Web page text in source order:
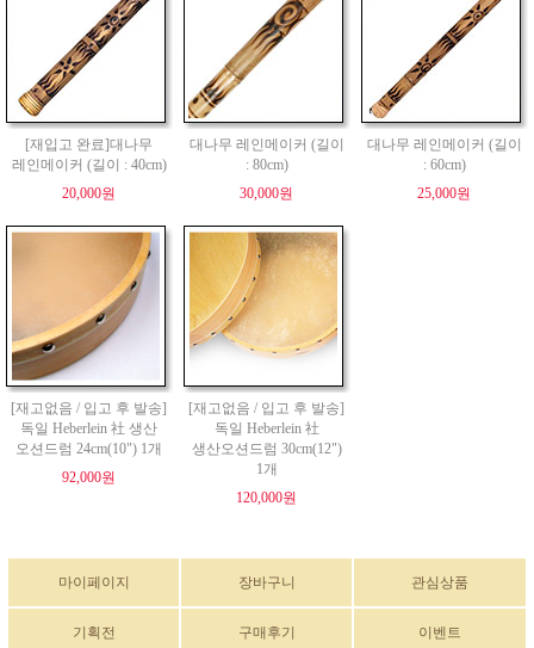
[재입고 완료]대나무
레인메이커 (길이 : 40cm)
20,000원
대나무 레인메이커 (길이
: 80cm)
30,000원
대나무 레인메이커 (길이
: 60cm)
25,000원
[재고없음 / 입고 후 발송]
독일 Heberlein 社 생산
오션드럼 24cm(10") 1개
92,000원
[재고없음 / 입고 후 발송]
독일 Heberlein 社
생산오션드럼 30cm(12")
1개
120,000원
마이페이지 장바구니 관심상품
기획전 구매후기 이벤트